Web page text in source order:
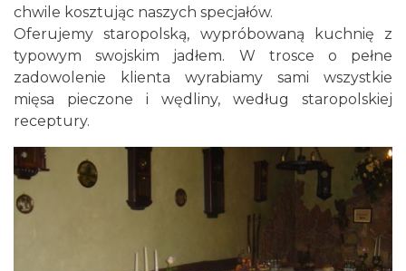
chwile kosztując naszych specjałów.
Oferujemy staropolską, wypróbowaną kuchnię z
typowym swojskim jadłem. W trosce o pełne
zadowolenie klienta wyrabiamy sami wszystkie
mięsa pieczone i wędliny, według staropolskiej
receptury.